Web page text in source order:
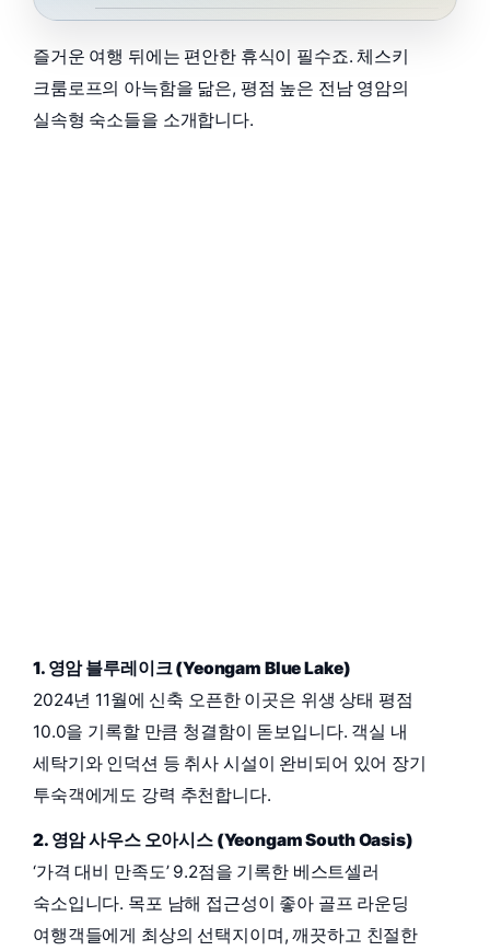
즐거운 여행 뒤에는 편안한 휴식이 필수죠. 체스키
크룸로프의 아늑함을 닮은, 평점 높은 전남 영암의
실속형 숙소들을 소개합니다.
1. 영암 블루레이크 (Yeongam Blue Lake)
2024년 11월에 신축 오픈한 이곳은 위생 상태 평점
10.0을 기록할 만큼 청결함이 돋보입니다. 객실 내
세탁기와 인덕션 등 취사 시설이 완비되어 있어 장기
투숙객에게도 강력 추천합니다.
2. 영암 사우스 오아시스 (Yeongam South Oasis)
‘가격 대비 만족도’ 9.2점을 기록한 베스트셀러
숙소입니다. 목포 남해 접근성이 좋아 골프 라운딩
여행객들에게 최상의 선택지이며, 깨끗하고 친절한